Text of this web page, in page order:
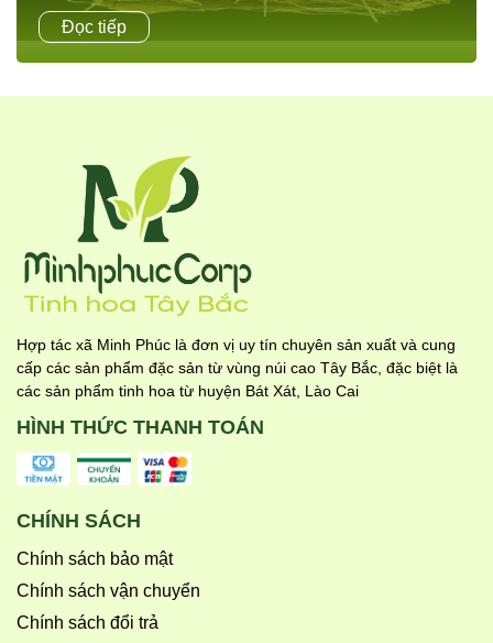
Miến Đao sâm (Miến Sâm Hoàng Sin Cô) là sự kết hợp từ
tỉnh bột của củ Dong riềng đỏ và củ khoai sâm (Hoàng sin
co, Sâm Fanshifan) được...
Đọc tiếp
Hợp tác xã Minh Phúc là đơn vị uy tín chuyên sản xuất và cung
cấp các sản phẩm đặc sản từ vùng núi cao Tây Bắc, đặc biệt là
các sản phẩm tinh hoa từ huyện Bát Xát, Lào Cai
HÌNH THỨC THANH TOÁN
CHÍNH SÁCH
Chính sách bảo mật
Chính sách vận chuyển
Chính sách đổi trả